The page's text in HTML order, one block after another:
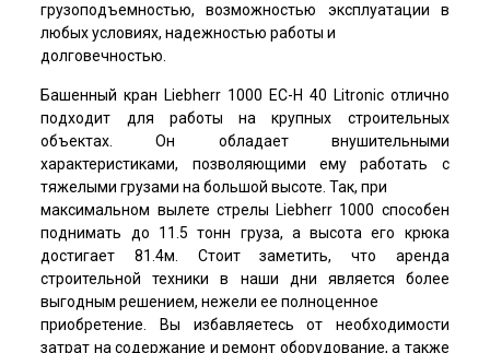
грузоподъемностью, возможностью эксплуатации в
любых условиях, надежностью работы и
долговечностью.
Башенный кран Liebherr 1000 EC-H 40 Litronic отлично
подходит для работы на крупных строительных
объектах. Он обладает внушительными
характеристиками, позволяющими ему работать с
тяжелыми грузами на большой высоте. Так, при
максимальном вылете стрелы Liebherr 1000 способен
поднимать до 11.5 тонн груза, а высота его крюка
достигает 81.4м. Стоит заметить, что аренда
строительной техники в наши дни является более
выгодным решением, нежели ее полноценное
приобретение. Вы избавляетесь от необходимости
затрат на содержание и ремонт оборудование, а также